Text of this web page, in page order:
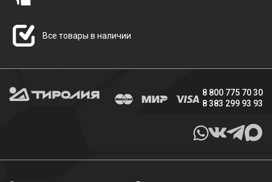
Все товары в наличии
8 800 775 70 30
8 383 299 93 93